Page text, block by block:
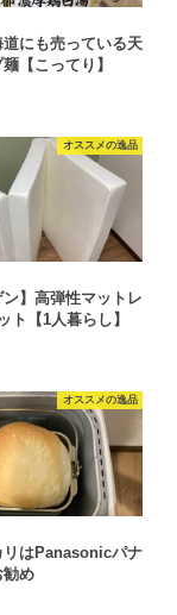
道にも売っている天
【こってり】
オススメの逸品
ン】高弾性マットレ
ト【1人暮らし】
オススメの逸品
リはPanasonicパナ
勧め